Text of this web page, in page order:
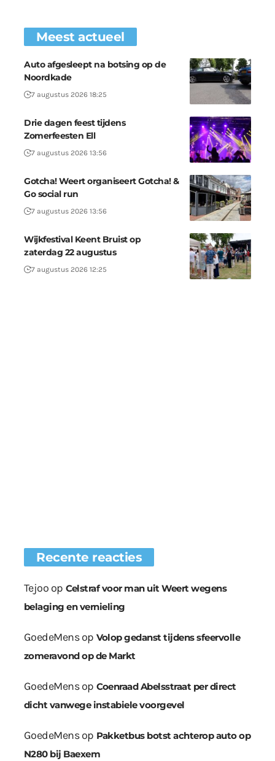
Meest actueel
Auto afgesleept na botsing op de
Noordkade
7 augustus 2026 18:25
Drie dagen feest tijdens
Zomerfeesten Ell
7 augustus 2026 13:56
Gotcha! Weert organiseert Gotcha! &
Go social run
7 augustus 2026 13:56
Wijkfestival Keent Bruist op
zaterdag 22 augustus
7 augustus 2026 12:25
Recente reacties
Tejoo op Celstraf voor man uit Weert wegens
belaging en vernieling
GoedeMensop Volop gedanst tijdens sfeervolle
zomeravond op de Markt
GoedeMensop Coenraad Abelsstraat per direct
dicht vanwege instabiele voorgevel
GoedeMensop Pakketbus botst achterop auto op
N280 bij Baexem